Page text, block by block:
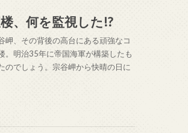
、何を監視した!?
岬、その背後の高台にある頑強なコ
。明治35年に帝国海軍が構築したも
のでしょう。宗谷岬から快晴の日に